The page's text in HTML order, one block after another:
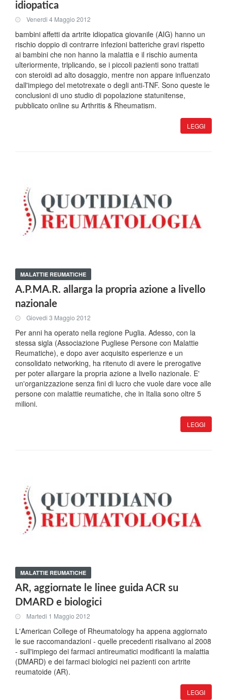
idiopatica
Venerdi 4 Maggio 2012
bambini affetti da artrite idiopatica giovanile (AIG) hanno un
rischio doppio di contrarre infezioni batteriche gravi rispetto
ai bambini che non hanno la malattia e il rischio aumenta
ulteriormente, triplicando, se i piccoli pazienti sono trattati
con steroidi ad alto dosaggio, mentre non appare influenzato
dall'impiego del metotrexate o degli anti-TNF. Sono queste le
conclusioni di uno studio di popolazione statunitense,
pubblicato online su Arthritis & Rheumatism.
LEGGI
MALATTIE REUMATICHE
A.P.MA.R. allarga la propria azione a livello
nazionale
Giovedi 3 Maggio 2012
Per anni ha operato nella regione Puglia. Adesso, con la
stessa sigla (Associazione Pugliese Persone con Malattie
Reumatiche), e dopo aver acquisito esperienze e un
consolidato networking, ha ritenuto di avere le prerogative
per poter allargare la propria azione a livello nazionale. E'
un'organizzazione senza fini di lucro che vuole dare voce alle
persone con malattie reumatiche, che in Italia sono oltre 5
milioni.
LEGGI
MALATTIE REUMATICHE
AR, aggiornate le linee guida ACR su
DMARD e biologici
Martedi 1 Maggio 2012
L'American College of Rheumatology ha appena aggiornato
le sue raccomandazioni - quelle precedenti risalivano al 2008
- sull'impiego dei farmaci antireumatici modificanti la malattia
(DMARD) e dei farmaci biologici nei pazienti con artrite
reumatoide (AR).
LEGGI